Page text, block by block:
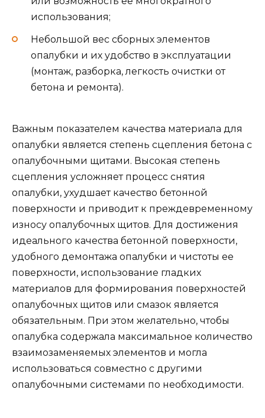
использования;
Небольшой вес сборных элементов
опалубки и их удобство в эксплуатации
(монтаж, разборка, легкость очистки от
бетона и ремонта).
Важным показателем качества материала для
опалубки является степень сцепления бетона с
опалубочными щитами. Высокая степень
сцепления усложняет процесс снятия
опалубки, ухудшает качество бетонной
поверхности и приводит к преждевременному
износу опалубочных щитов. Для достижения
идеального качества бетонной поверхности,
удобного демонтажа опалубки и чистоты ее
поверхности, использование гладких
материалов для формирования поверхностей
опалубочных щитов или смазок является
обязательным. При этом желательно, чтобы
опалубка содержала максимальное количество
взаимозаменяемых элементов и могла
использоваться совместно с другими
опалубочными системами по необходимости.